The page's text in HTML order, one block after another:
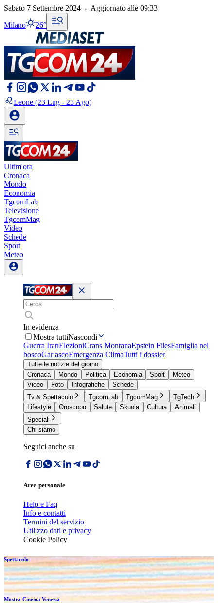
Sabato 7 Settembre 2024 - Aggiornato alle 09:33
Milano 26°
Leone (23 Lug - 23 Ago)
Ultim'ora
Cronaca
Mondo
Economia
TgcomLab
Televisione
TgcomMag
Video
Schede
Sport
Meteo
In evidenza
Mostra tuttiNascondi
Guerra IranElezioniCrans MontanaEpstein FilesFamiglia nel
boscoGarlascoEmergenza ClimaTutti i dossier
Tutte le notizie del giorno
Cronaca
Mondo Politica Economia Sport
Meteo
Video
Foto Infografiche
Schede
Tv & Spettacolo
TgcomLab TgcomMag
TgTech
Lifestyle
Oroscopo Salute Skuola Cultura
Animali
Speciali
Chi siamo
Seguici anche su
Area personale
Help e Faq
Info e contatti
Termini del servizio
Utilizzo dati e privacy
Cookie Policy
Spettacolo
Mostra Cinema Venezia